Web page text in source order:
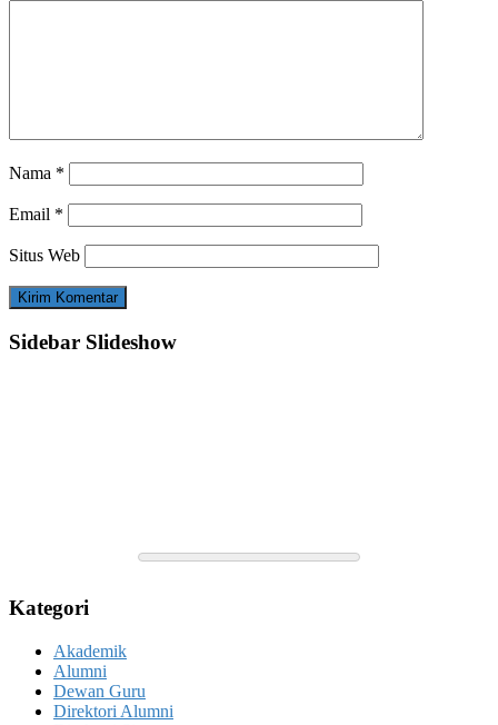
Nama *
Email *
Situs Web
Sidebar Slideshow
Kategori
Akademik
Alumni
Dewan Guru
Direktori Alumni